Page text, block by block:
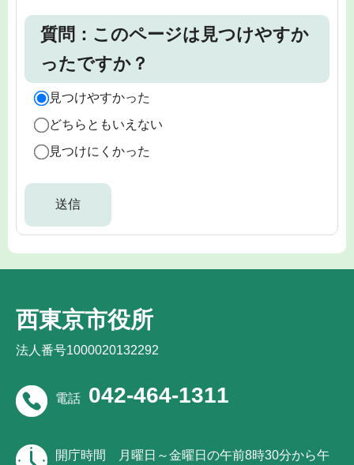
質問：このページは見つけやすか
ったですか？
見つけやすかった
どちらともいえない
見つけにくかった
西東京市役所
法人番号1000020132292
電話 042-464-1311
開庁時間 月曜日～金曜日の午前8時30分から午